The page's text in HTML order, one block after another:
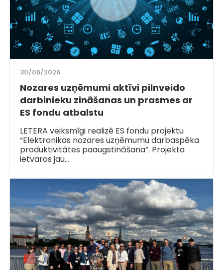
30/06/2026
Nozares uzņēmumi aktīvi pilnveido
darbinieku zināšanas un prasmes ar
ES fondu atbalstu
LETERA veiksmīgi realizē ES fondu projektu
“Elektronikas nozares uzņēmumu darbaspēka
produktivitātes paaugstināšana”. Projekta
ietvaros jau…